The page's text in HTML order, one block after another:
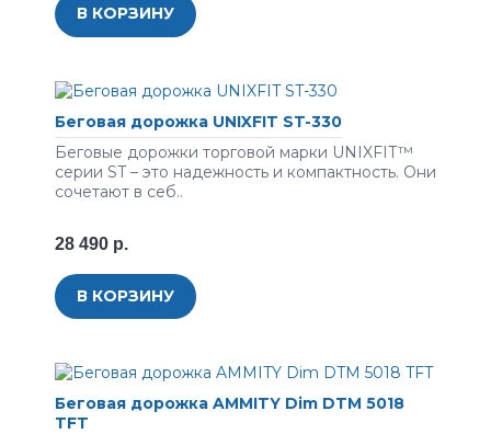
В КОРЗИНУ
Беговая дорожка UNIXFIT ST-330
Беговые дорожки торговой марки UNIXFIT™
серии ST – это надежность и компактность. Они
сочетают в себ..
28 490 р.
В КОРЗИНУ
Беговая дорожка AMMITY Dim DTM 5018
TFT